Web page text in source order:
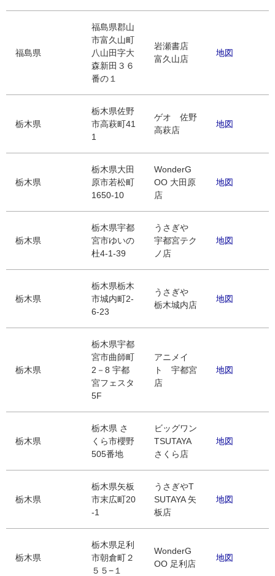
福島県
福島県郡山
市富久山町
八山田字大
森新田３６
番の１
岩瀬書店
富久山店
地図
栃木県
栃木県佐野
市高萩町41
1
ゲオ 佐野
高萩店
地図
栃木県
栃木県大田
原市若松町
1650-10
WonderG
OO 大田原
店
地図
栃木県
栃木県宇都
宮市ゆいの
杜4-1-39
うさぎや
宇都宮テク
ノ店
地図
栃木県
栃木県栃木
市城内町2-
6-23
うさぎや
栃木城内店
地図
栃木県
栃木県宇都
宮市曲師町
2－8 宇都
宮フェスタ
5F
アニメイ
ト 宇都宮
店
地図
栃木県
栃木県 さ
くら市櫻野
505番地
ビッグワン
TSUTAYA
さくら店
地図
栃木県
栃木県矢板
市末広町20
-1
うさぎやT
SUTAYA 矢
板店
地図
栃木県
栃木県足利
市朝倉町２
５５−１
WonderG
OO 足利店
地図